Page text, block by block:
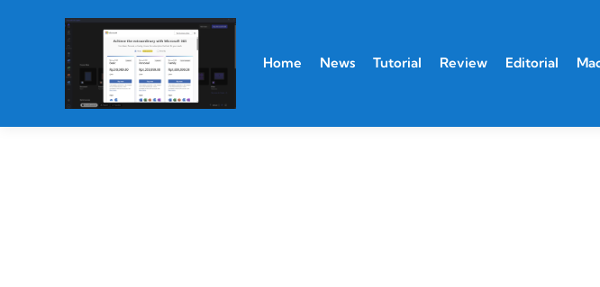
Home News Tutorial Review Editorial